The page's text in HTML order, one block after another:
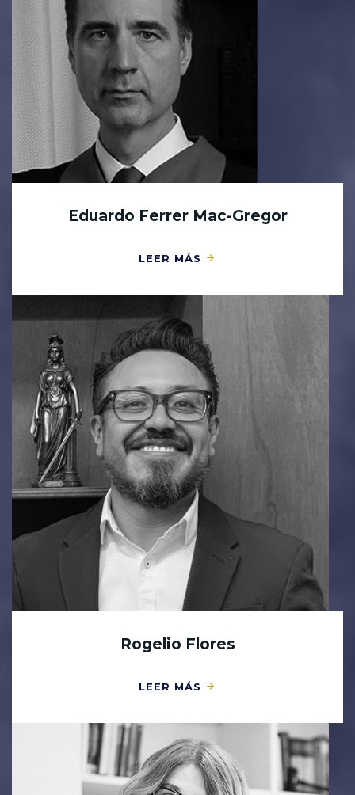
Eduardo Ferrer Mac-Gregor
LEER MÁS
Rogelio Flores
LEER MÁS